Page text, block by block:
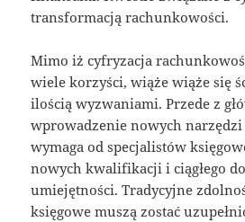
transformacją rachunkowości.
Mimo iż cyfryzacja
wiele korzyści, wiąże wiąże się
ilością wyzwaniami. Przede z
wprowadzenie nowych
wymaga od specjalistów
nowych kwalifikacji i ciągłego
umiejętności. Tradycyjne
księgowe muszą zostać